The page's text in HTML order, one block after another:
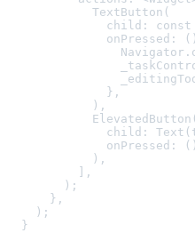
            TextButton(
child: const
onPressed:
              },
            ),
            ElevatedButton(
child:
onPressed:
            ),
          ],
        );
      },
    );
  }